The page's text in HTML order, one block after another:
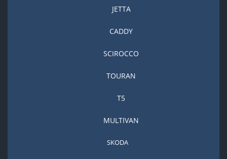
JETTA
CADDY
SCIROCCO
TOURAN
T5
MULTIVAN
SKODA